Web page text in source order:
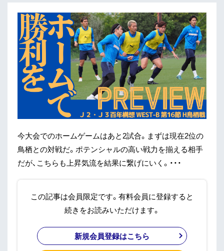
今大会でのホームゲームはあと2試合。まずは現在2位の
鳥栖との対戦だ。ポテンシャルの高い戦力を揃える相手
だが、こちらも上昇気流を結果に繋げにいく。・・・
この記事は会員限定です。有料会員に登録すると
続きをお読みいただけます。
新規会員登録はこちら